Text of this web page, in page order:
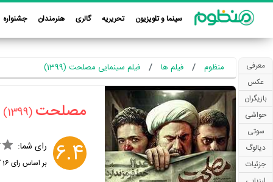
سینما و تلویزیون تحریریه گالری هنرمندان جشنواره
معرفی
عکس
بازیگران
حواشی
سوتی
دیالوگ
جزئیات
منظوم فیلم ها فیلم سینمایی مصلحت (1399)
‏مصلحت‏ (1399)
6.4 رای شما:
بر اساس رای 16